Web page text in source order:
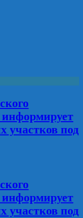
участков под
участков под